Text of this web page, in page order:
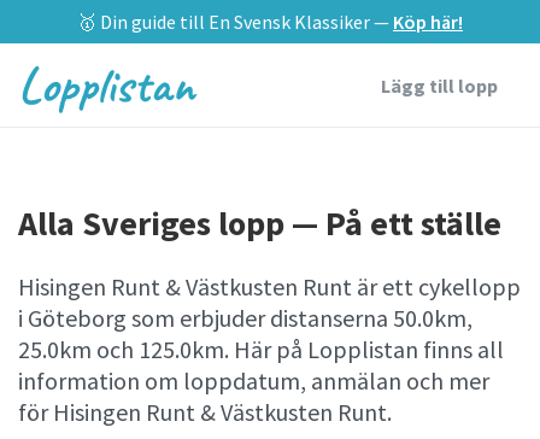
🥇 Din guide till En Svensk Klassiker — Köp här!
Lopplistan Lägg till lopp
Alla Sveriges lopp — På ett ställe
Hisingen Runt & Västkusten Runt är ett cykellopp
i Göteborg som erbjuder distanserna 50.0km,
25.0km och 125.0km. Här på Lopplistan finns all
information om loppdatum, anmälan och mer
för Hisingen Runt & Västkusten Runt.